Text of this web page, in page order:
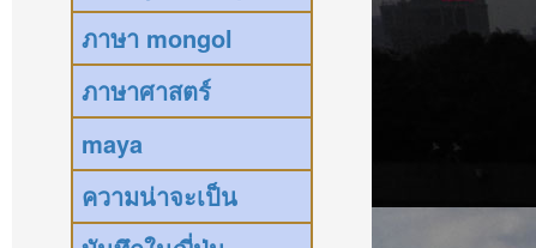
ภาษา mongol
ภาษาศาสตร์
maya
ความน่าจะเป็น